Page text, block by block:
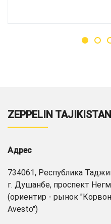
ZEPPELIN TAJIKISTAN
Адрес
734061, Республика
г. Душанбе, проспект
(ориентир - рынок
Avesto")